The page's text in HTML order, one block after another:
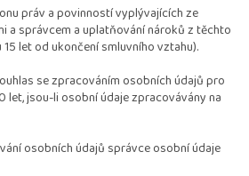
práv a povinností vyplývajících ze
a správcem a uplatňování nároků z těchto
let od ukončení smluvního vztahu).
se zpracováním osobních údajů pro
let, jsou-li osobní údaje zpracovávány na
osobních údajů správce osobní údaje